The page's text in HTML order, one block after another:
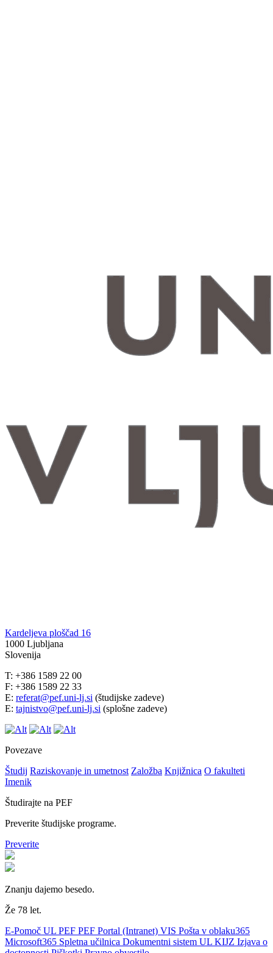
Kardeljeva ploščad 16
1000 Ljubljana
Slovenija
T: +386 1589 22 00
F: +386 1589 22 33
E: referat@pef.uni-lj.si (študijske zadeve)
E: tajnistvo@pef.uni-lj.si (splošne zadeve)
Povezave
Študij Raziskovanje in umetnost Založba Knjižnica O fakulteti
Imenik
Študirajte na PEF
Preverite študijske programe.
Preverite
Znanju dajemo besedo.
Že 78 let.
E-Pomoč UL PEF PEF Portal (Intranet) VIS Pošta v oblaku365
Microsoft365 Spletna učilnica Dokumentni sistem UL KIJZ Izjava o